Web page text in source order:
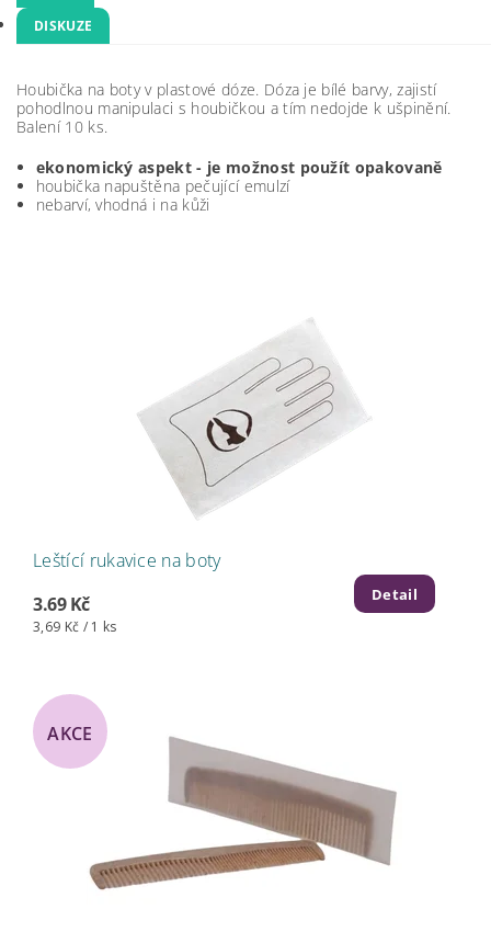
DISKUZE
Houbička na boty v plastové dóze. Dóza je bílé barvy, zajistí
pohodlnou manipulaci s houbičkou a tím nedojde k ušpinění.
Balení 10 ks.
ekonomický aspekt - je možnost použít opakovaně
houbička napuštěna pečující emulzí
nebarví, vhodná i na kůži
Leštící rukavice na boty
3.69 Kč
3,69 Kč / 1 ks
Detail
AKCE